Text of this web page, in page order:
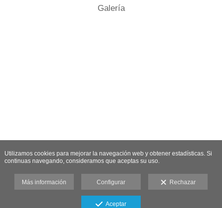
Galería
Utilizamos cookies para mejorar la navegación web y obtener estadísticas. Si
continuas navegando, consideramos que aceptas su uso.
Más información Configurar Rechazar
Aceptar